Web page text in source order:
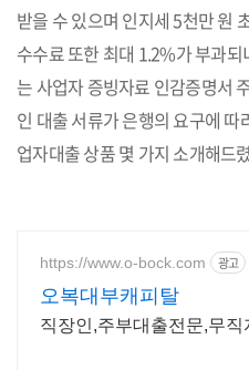
받을 수 있으며 인지세 5천만 원
수수료 또한 최대 1.2%가 부과
는 사업자 증빙자료 인감증명서
인 대출 서류가 은행의 요구에
업자대출 상품 몇 가지 소개해드
https://www.o-bock.com 광고
오복대부캐피탈
직장인,주부대출전문,무